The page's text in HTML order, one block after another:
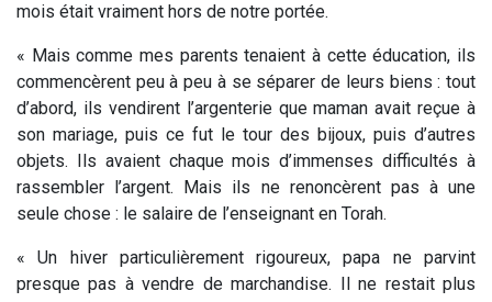
mois était vraiment hors de notre portée.
« Mais comme mes parents tenaient à cette éducation, ils
commencèrent peu à peu à se séparer de leurs biens : tout
d’abord, ils vendirent l’argenterie que maman avait reçue à
son mariage, puis ce fut le tour des bijoux, puis d’autres
objets. Ils avaient chaque mois d’immenses difficultés à
rassembler l’argent. Mais ils ne renoncèrent pas à une
seule chose : le salaire de l’enseignant en Torah.
« Un hiver particulièrement rigoureux, papa ne parvint
presque pas à vendre de marchandise. Il ne restait plus